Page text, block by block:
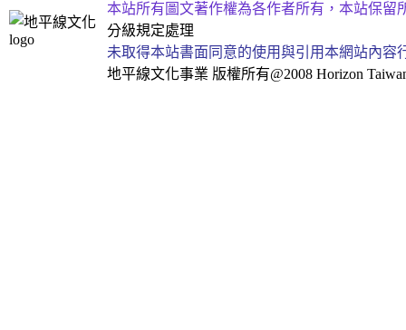
本站所有圖文著作權為各作者所有，本站保留
分級規定處理
未取得本站書面同意的使用與引用本網站內
地平線文化事業 版權所有@2008 Horizon